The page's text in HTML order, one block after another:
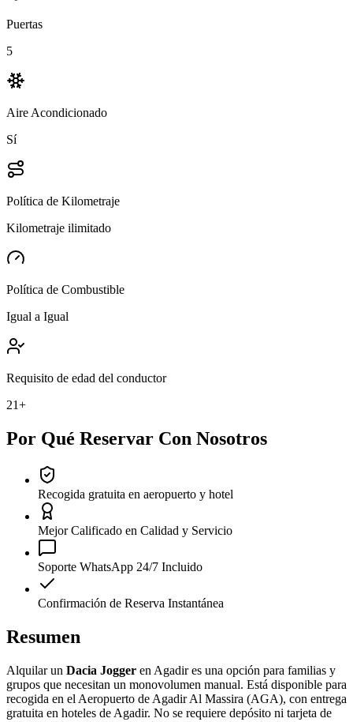
Puertas
5
Aire Acondicionado
Sí
Política de Kilometraje
Kilometraje ilimitado
Política de Combustible
Igual a Igual
Requisito de edad del conductor
21+
Por Qué Reservar Con Nosotros
Recogida gratuita en aeropuerto y hotel
Mejor Calificado en Calidad y Servicio
Soporte WhatsApp 24/7 Incluido
Confirmación de Reserva Instantánea
Resumen
Alquilar un Dacia Jogger en Agadir es una opción para familias y
grupos que necesitan un monovolumen manual. Está disponible para
recogida en el Aeropuerto de Agadir Al Massira (AGA), con entrega
gratuita en hoteles de Agadir. No se requiere depósito ni tarjeta de